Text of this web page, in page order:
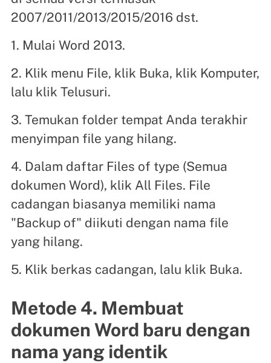
2007/2011/2013/2015/2016 dst.
1. Mulai Word 2013.
2. Klik menu File, klik Buka, klik Komputer,
lalu klik Telusuri.
3. Temukan folder tempat Anda terakhir
menyimpan file yang hilang.
4. Dalam daftar Files of type (Semua
dokumen Word), klik All Files. File
cadangan biasanya memiliki nama
"Backup of" diikuti dengan nama file
yang hilang.
5. Klik berkas cadangan, lalu klik Buka.
Metode 4. Membuat
dokumen Word baru dengan
nama yang identik